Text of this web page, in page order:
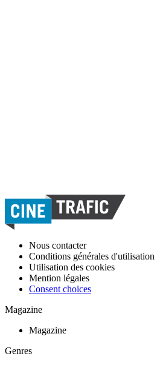
Nous contacter
Conditions générales d'utilisation
Utilisation des cookies
Mention légales
Consent choices
Magazine
Magazine
Genres